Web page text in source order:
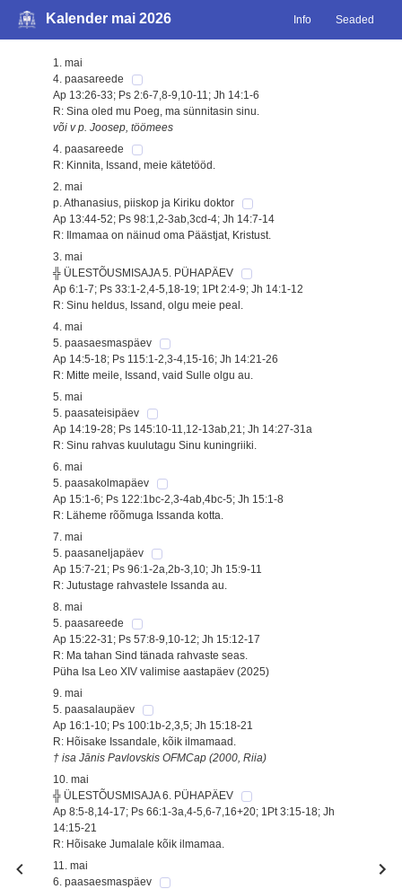
Kalender mai 2026 Info Seaded
1. mai
4. paasareede
Ap 13:26-33; Ps 2:6-7,8-9,10-11; Jh 14:1-6
R: Sina oled mu Poeg, ma sünnitasin sinu.
või v p. Joosep, töömees
4. paasareede
R: Kinnita, Issand, meie kätetööd.
2. mai
p. Athanasius, piiskop ja Kiriku doktor
Ap 13:44-52; Ps 98:1,2-3ab,3cd-4; Jh 14:7-14
R: Ilmamaa on näinud oma Päästjat, Kristust.
3. mai
╬ ÜLESTÕUSMISAJA 5. PÜHAPÄEV
Ap 6:1-7; Ps 33:1-2,4-5,18-19; 1Pt 2:4-9; Jh 14:1-12
R: Sinu heldus, Issand, olgu meie peal.
4. mai
5. paasaesmaspäev
Ap 14:5-18; Ps 115:1-2,3-4,15-16; Jh 14:21-26
R: Mitte meile, Issand, vaid Sulle olgu au.
5. mai
5. paasateisipäev
Ap 14:19-28; Ps 145:10-11,12-13ab,21; Jh 14:27-31a
R: Sinu rahvas kuulutagu Sinu kuningriiki.
6. mai
5. paasakolmapäev
Ap 15:1-6; Ps 122:1bc-2,3-4ab,4bc-5; Jh 15:1-8
R: Läheme rõõmuga Issanda kotta.
7. mai
5. paasaneljapäev
Ap 15:7-21; Ps 96:1-2a,2b-3,10; Jh 15:9-11
R: Jutustage rahvastele Issanda au.
8. mai
5. paasareede
Ap 15:22-31; Ps 57:8-9,10-12; Jh 15:12-17
R: Ma tahan Sind tänada rahvaste seas.
Püha Isa Leo XIV valimise aastapäev (2025)
9. mai
5. paasalaupäev
Ap 16:1-10; Ps 100:1b-2,3,5; Jh 15:18-21
R: Hõisake Issandale, kõik ilmamaad.
† isa Jānis Pavlovskis OFMCap (2000, Riia)
10. mai
╬ ÜLESTÕUSMISAJA 6. PÜHAPÄEV
Ap 8:5-8,14-17; Ps 66:1-3a,4-5,6-7,16+20; 1Pt 3:15-18; Jh
14:15-21
R: Hõisake Jumalale kõik ilmamaa.
11. mai
6. paasaesmaspäev